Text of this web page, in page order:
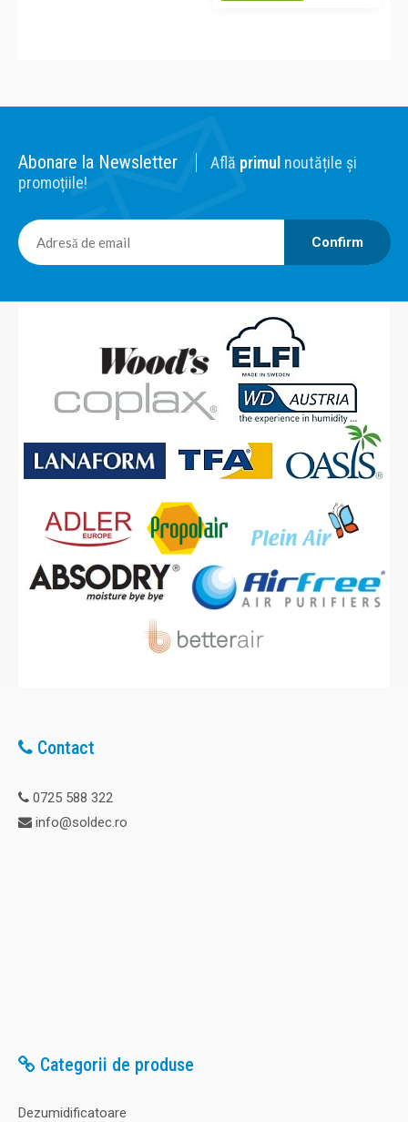
Abonare la Newsletter Află primul noutățile și
promoțiile!
Confirm
Contact
0725 588 322
info@soldec.ro
Categorii de produse
Dezumidificatoare